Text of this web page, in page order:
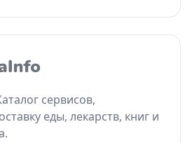
сервисов,
еды, лекарств, книг и